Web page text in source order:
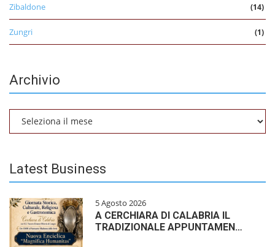
Zibaldone (14)
Zungri (1)
Archivio
Archivio
Latest Business
5 Agosto 2026
A CERCHIARA DI CALABRIA IL
TRADIZIONALE APPUNTAMEN…